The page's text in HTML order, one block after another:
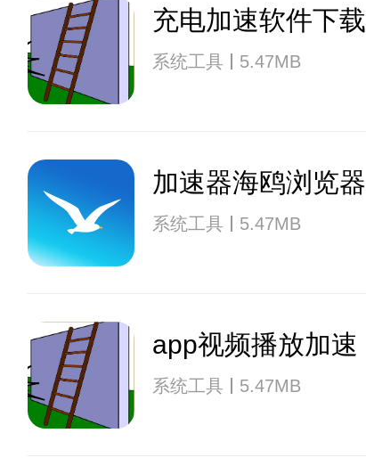
充电加速软件下载
系统工具 5.47MB
加速器海鸥浏览器
系统工具 5.47MB
app视频播放加速
系统工具 5.47MB